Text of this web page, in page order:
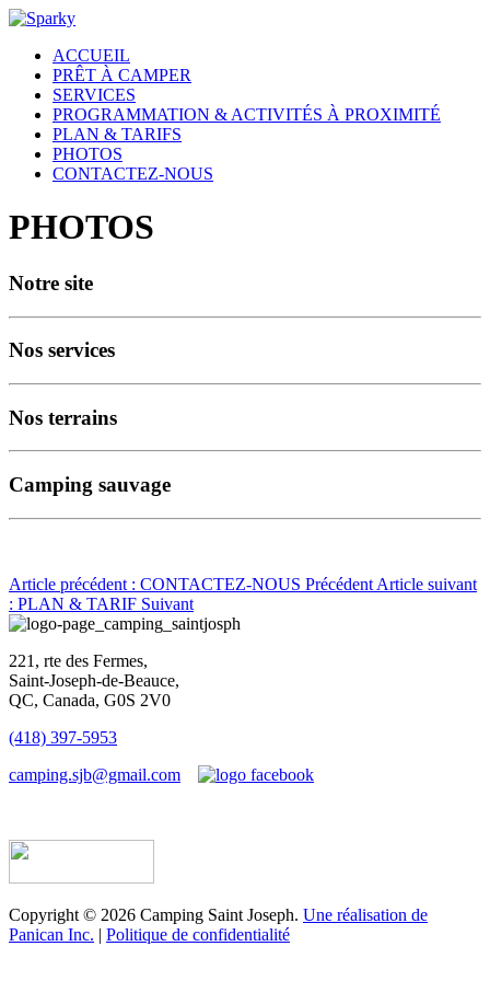
ACCUEIL
PRÊT À CAMPER
SERVICES
PROGRAMMATION & ACTIVITÉS À PROXIMITÉ
PLAN & TARIFS
PHOTOS
CONTACTEZ-NOUS
PHOTOS
Notre site
Nos services
Nos terrains
Camping sauvage
Article précédent : CONTACTEZ-NOUS Précédent Article suivant
: PLAN & TARIF Suivant
221, rte des Fermes,
Saint-Joseph-de-Beauce,
QC, Canada, G0S 2V0
(418) 397-5953
camping.sjb@gmail.com
Copyright © 2026 Camping Saint Joseph. Une réalisation de
Panican Inc. | Politique de confidentialité